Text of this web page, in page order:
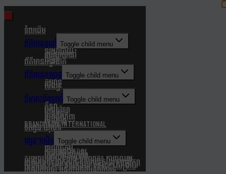
ទំពរដើម
ព័ត៌មានទូទៅ Toggle child menu
នយោបាយ
របៀបរស់នៅ
សង្គម
ព័ត៌មានអន្តរជាតិ
ព័ត៌មានកម្សាន្ត Toggle child menu
កម្សាន្ត
សិល្បៈ
ចំណេះដឹងទូទៅ Toggle child menu
កីឡា
បច្ចេកវិទ្យា
បរិស្ថាន
របកគំហើញ
សុខភាព
Brandmedia international
ទស្សនៈយុវជន
ផ្សេងៗទៀត Toggle child menu
ពាណិជ្ជកម្ម
ភាពយន្តឯកសារ
សេចក្តីជូនដំណឹង
សម្តេចបវរធិបតី ហ៊ុន ម៉ាណែត៖ ការចូលរួម
របស់កម្ពុជា ជាសមាជិកស្ថាបនិកនៃក្រុមប្រឹក្សា
សន្តិភាព (The Board Of Peace) សម្រាប់
អាណត្តិ៣ឆ្នាំ មិនតម្រូវឱ្យបង់ថវិកាទេ